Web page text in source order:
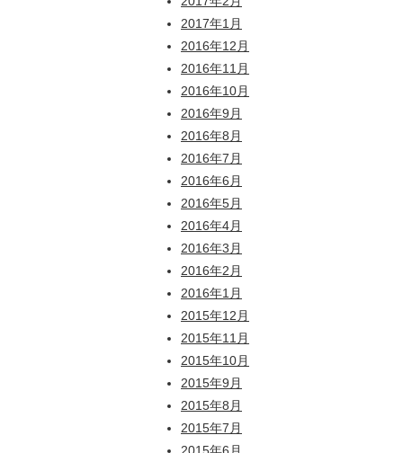
2017年1月
2016年12月
2016年11月
2016年10月
2016年9月
2016年8月
2016年7月
2016年6月
2016年5月
2016年4月
2016年3月
2016年2月
2016年1月
2015年12月
2015年11月
2015年10月
2015年9月
2015年8月
2015年7月